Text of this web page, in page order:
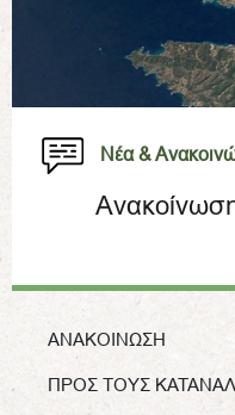
Νέα &
ΑΝΑΚΟΙΝΩΣΗ
ΠΡΟΣ ΤΟΥΣ